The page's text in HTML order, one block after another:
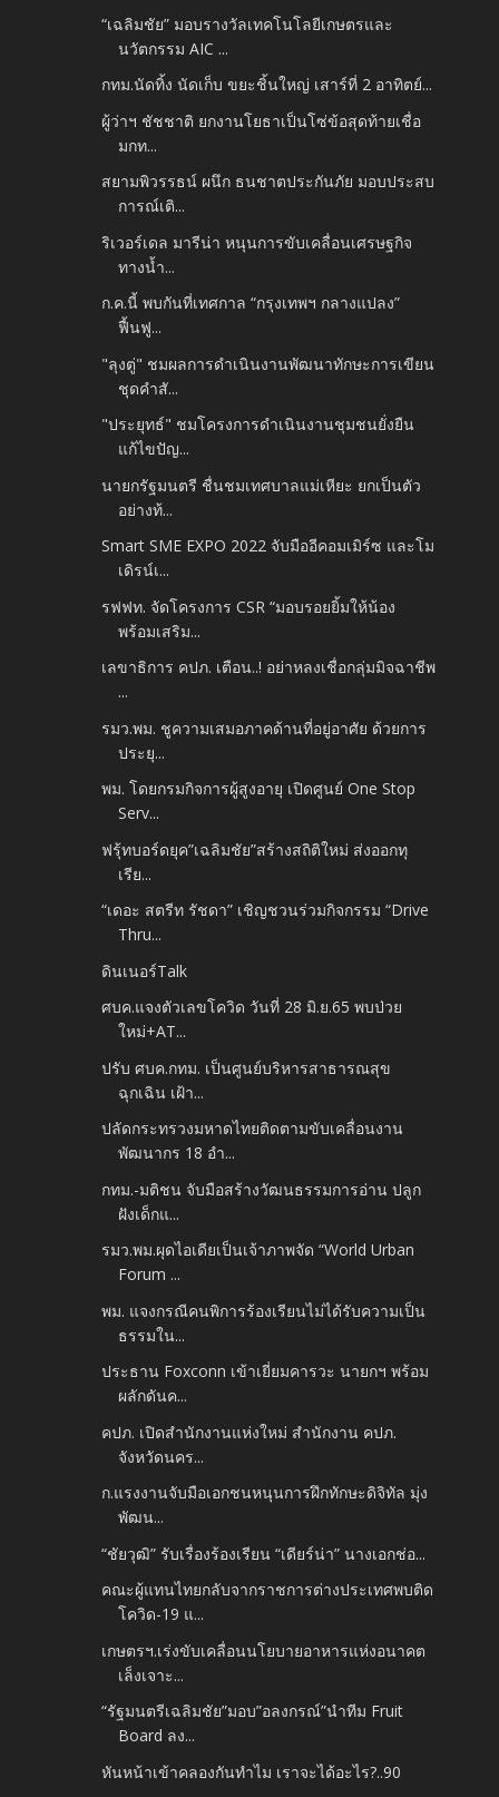
“เฉลิมชัย” มอบรางวัลเทคโนโลยีเกษตรและ
นวัตกรรม AIC ...
กทม.นัดทิ้ง นัดเก็บ ขยะชิ้นใหญ่ เสาร์ที่ 2 อาทิตย์...
ผู้ว่าฯ ชัชชาติ ยกงานโยธาเป็นโซ่ข้อสุดท้ายเชื่อ
มกท...
สยามพิวรรธน์ ผนึก ธนชาตประกันภัย มอบประสบ
การณ์เติ...
ริเวอร์เดล มารีน่า หนุนการขับเคลื่อนเศรษฐกิจ
ทางน้ำ...
ก.ค.นี้ พบกันที่เทศกาล “กรุงเทพฯ กลางแปลง”
ฟื้นฟู...
"ลุงตู่" ชมผลการดำเนินงานพัฒนาทักษะการเขียน
ชุดคำสั...
"ประยุทธ์" ชมโครงการดำเนินงานชุมชนยั่งยืน
แก้ไขปัญ...
นายกรัฐมนตรี ชื่นชมเทศบาลแม่เหียะ ยกเป็นตัว
อย่างท้...
Smart SME EXPO 2022 จับมืออีคอมเมิร์ซ และโม
เดิรน์เ...
รฟฟท. จัดโครงการ CSR “มอบรอยยิ้มให้น้อง
พร้อมเสริม...
เลขาธิการ คปภ. เตือน..! อย่าหลงเชื่อกลุ่มมิจฉาชีพ
...
รมว.พม. ชูความเสมอภาคด้านที่อยู่อาศัย ด้วยการ
ประยุ...
พม. โดยกรมกิจการผู้สูงอายุ เปิดศูนย์ One Stop
Serv...
ฟรุ้ทบอร์ดยุค”เฉลิมชัย”สร้างสถิติใหม่ ส่งออกทุ
เรีย...
“เดอะ สตรีท รัชดา” เชิญชวนร่วมกิจกรรม “Drive
Thru...
ดินเนอร์Talk
ศบค.แจงตัวเลขโควิด วันที่ 28 มิ.ย.65 พบป่วย
ใหม่+AT...
ปรับ ศบค.กทม. เป็นศูนย์บริหารสาธารณสุข
ฉุกเฉิน เฝ้า...
ปลัดกระทรวงมหาดไทยติดตามขับเคลื่อนงาน
พัฒนากร 18 อำ...
กทม.-มติชน จับมือสร้างวัฒนธรรมการอ่าน ปลูก
ฝังเด็กแ...
รมว.พม.ผุดไอเดียเป็นเจ้าภาพจัด “World Urban
Forum ...
พม. แจงกรณีคนพิการร้องเรียนไม่ได้รับความเป็น
ธรรมใน...
ประธาน Foxconn เข้าเยี่ยมคารวะ นายกฯ พร้อม
ผลักดันค...
คปภ. เปิดสำนักงานแห่งใหม่ สำนักงาน คปภ.
จังหวัดนคร...
ก.แรงงานจับมือเอกชนหนุนการฝึกทักษะดิจิทัล มุ่ง
พัฒน...
“ชัยวุฒิ” รับเรื่องร้องเรียน “เดียร์น่า” นางเอกช่อ...
คณะผู้แทนไทยกลับจากราชการต่างประเทศพบติด
โควิด-19 แ...
เกษตรฯ.เร่งขับเคลื่อนนโยบายอาหารแห่งอนาคต
เล็งเจาะ...
“รัฐมนตรีเฉลิมชัย”มอบ”อลงกรณ์”นำทีม Fruit
Board ลง...
หันหน้าเข้าคลองกันทำไม เราจะได้อะไร?..90